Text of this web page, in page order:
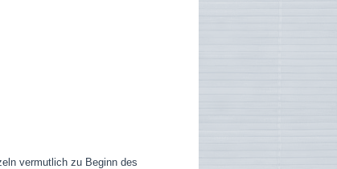
vermutlich zu Beginn des